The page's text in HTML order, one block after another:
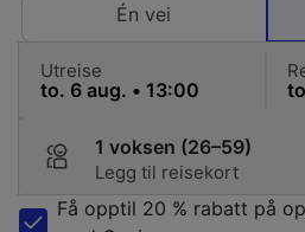
Én vei
Utreise
1 voksen (26–59)
Legg til reisekort
Få opptil 20 % rabatt på